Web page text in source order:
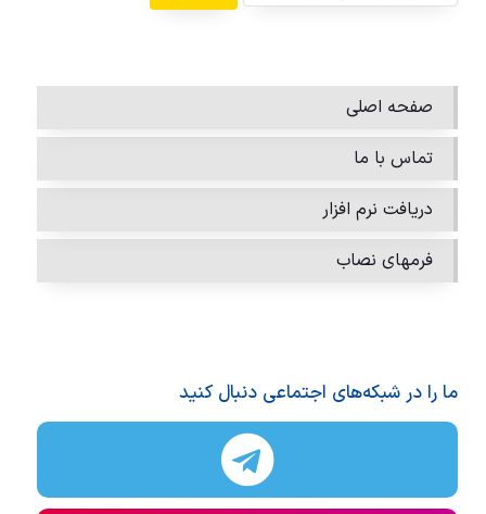
صفحه اصلی
تماس با ما
دریافت نرم افزار
فرمهای نصاب
ما را در شبکه‌های اجتماعی دنبال کنید